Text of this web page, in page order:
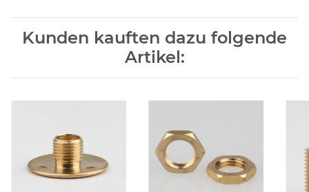
Kunden kauften dazu folgende
Artikel: